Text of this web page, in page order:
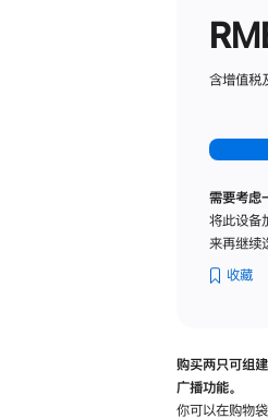
含增值税
需要考虑
将此设备
来再继续
收藏
购买两只可组
广播功能。
你可以在购物